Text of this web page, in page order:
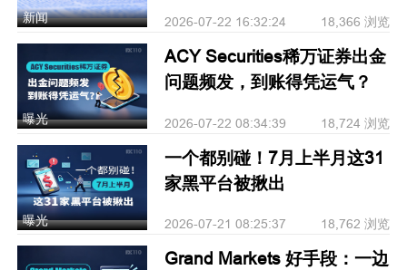
新闻 2026-07-22 16:32:24 18,366 浏览
曝光
ACY Securities稀万证券出金
问题频发，到账得凭运气？
2026-07-22 08:34:39 18,724 浏览
曝光
一个都别碰！7月上半月这31
家黑平台被揪出
2026-07-21 08:25:37 18,762 浏览
Grand Markets 好手段：一边